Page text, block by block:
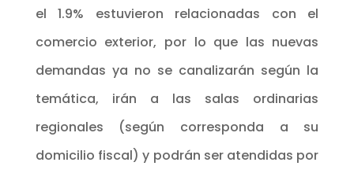
el 1.9% estuvieron relacionadas con el
comercio exterior, por lo que las nuevas
demandas ya no se canalizarán según la
temática, irán a las salas ordinarias
regionales (según corresponda a su
domicilio fiscal) y podrán ser atendidas por